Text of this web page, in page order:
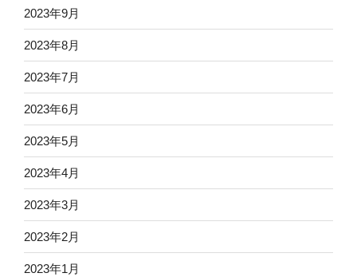
2023年9月
2023年8月
2023年7月
2023年6月
2023年5月
2023年4月
2023年3月
2023年2月
2023年1月